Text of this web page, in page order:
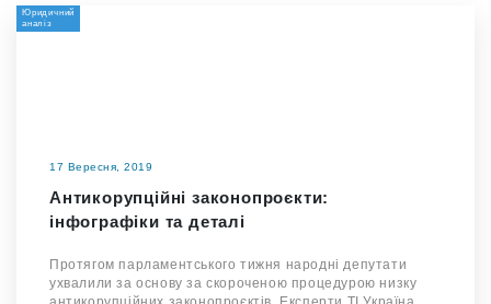
Юридичний
аналіз
17 Вересня, 2019
Антикорупційні законопроєкти:
інфографіки та деталі
Протягом парламентського тижня народні депутати
ухвалили за основу за скороченою процедурою низку